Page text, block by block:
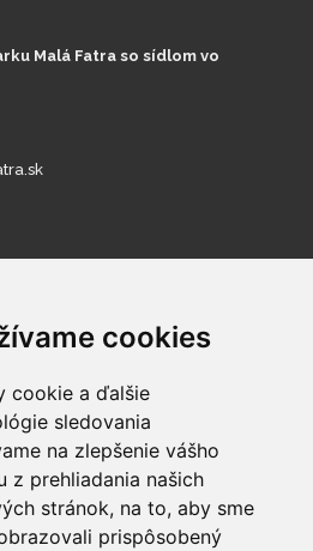
cookies
cookie a ďalšie
sledovania
na zlepšenie vášho
z prehliadania našich
stránok, na to, aby sme
prispôsobený
Malá Fatra so sídlom vo
živočíchy Zázrivá
štátu